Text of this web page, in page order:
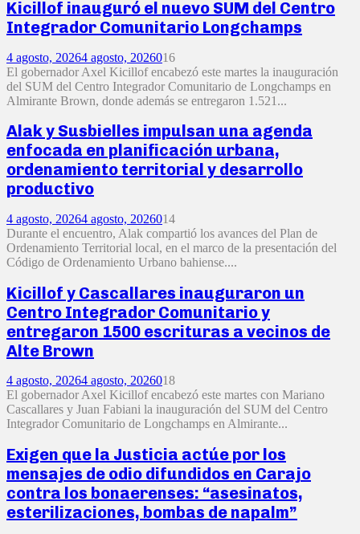
Kicillof inauguró el nuevo SUM del Centro
Integrador Comunitario Longchamps
4 agosto, 20264 agosto, 2026016
El gobernador Axel Kicillof encabezó este martes la inauguración
del SUM del Centro Integrador Comunitario de Longchamps en
Almirante Brown, donde además se entregaron 1.521...
Alak y Susbielles impulsan una agenda
enfocada en planificación urbana,
ordenamiento territorial y desarrollo
productivo
4 agosto, 20264 agosto, 2026014
Durante el encuentro, Alak compartió los avances del Plan de
Ordenamiento Territorial local, en el marco de la presentación del
Código de Ordenamiento Urbano bahiense....
Kicillof y Cascallares inauguraron un
Centro Integrador Comunitario y
entregaron 1500 escrituras a vecinos de
Alte Brown
4 agosto, 20264 agosto, 2026018
El gobernador Axel Kicillof encabezó este martes con Mariano
Cascallares y Juan Fabiani la inauguración del SUM del Centro
Integrador Comunitario de Longchamps en Almirante...
Exigen que la Justicia actúe por los
mensajes de odio difundidos en Carajo
contra los bonaerenses: “asesinatos,
esterilizaciones, bombas de napalm”